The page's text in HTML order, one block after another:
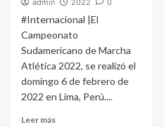
admin 2022 0
#Internacional |El
Campeonato
Sudamericano de Marcha
Atlética 2022, se realizó el
domingo 6 de febrero de
2022 en Lima, Perú....
Leer más